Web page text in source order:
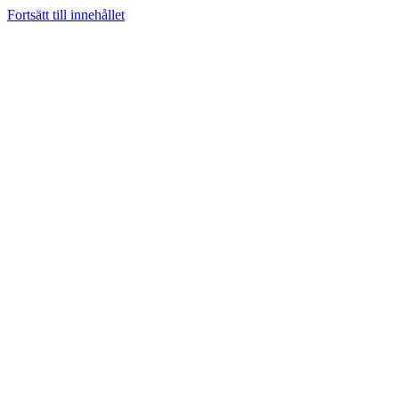
Fortsätt till innehållet